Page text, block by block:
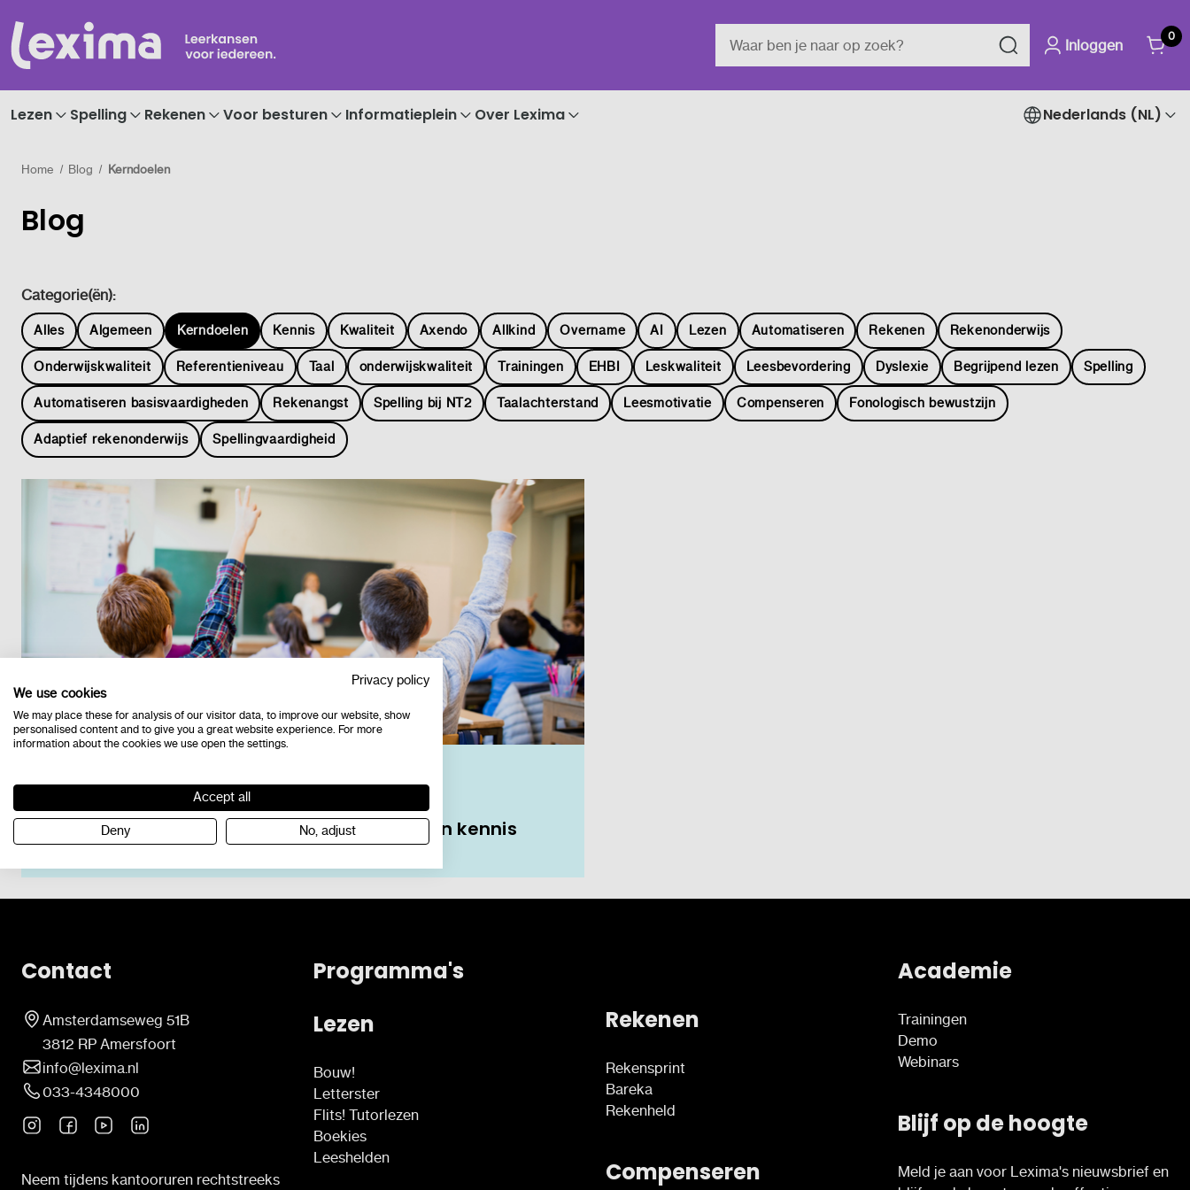
Inloggen
0
Lezen Spelling Rekenen Voor besturen Informatieplein Over Lexima Nederlands (NL)
Home Blog Kerndoelen
Blog
Categorie(ën):
Alles Algemeen Kerndoelen Kennis Kwaliteit Axendo Allkind Overname AI Lezen Automatiseren Rekenen Rekenonderwijs
Onderwijskwaliteit Referentieniveau Taal onderwijskwaliteit Trainingen EHBI Leskwaliteit Leesbevordering Dyslexie Begrijpend lezen Spelling
Automatiseren basisvaardigheden Rekenangst Spelling bij NT2 Taalachterstand Leesmotivatie Compenseren Fonologisch bewustzijn
Adaptief rekenonderwijs Spellingvaardigheid
24/6/2026
Kerndoelen halen begint bij de kwaliteit van kennis
Contact
Amsterdamseweg 51B
3812 RP Amersfoort
info@lexima.nl
033-4348000
Neem tijdens kantooruren rechtstreeks
Programma's
Lezen
Bouw!
Letterster
Flits! Tutorlezen
Boekies
Leeshelden
Rekenen
Rekensprint
Bareka
Rekenheld
Compenseren
Academie
Trainingen
Demo
Webinars
Blijf op de hoogte
Meld je aan voor Lexima's nieuwsbrief en
Privacy policy
We use cookies
We may place these for analysis of our visitor data, to improve our website, show
personalised content and to give you a great website experience. For more
information about the cookies we use open the settings.
Accept all
Deny No, adjust